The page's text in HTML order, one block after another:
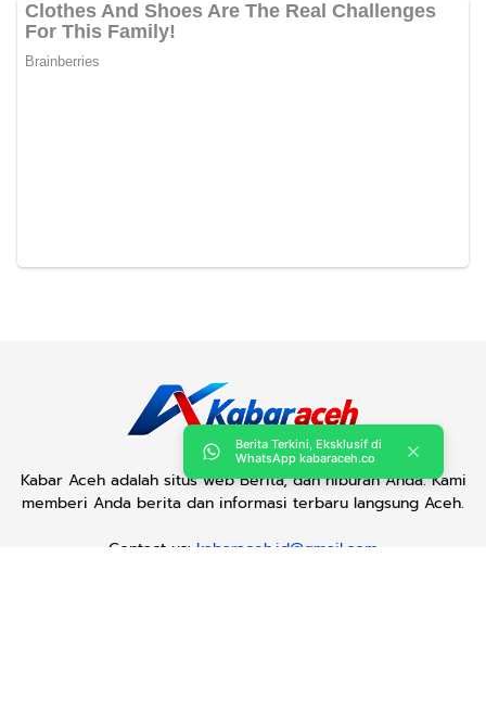
Kabar Aceh adalah situs web Berita, dan hiburan Anda. Kami
memberi Anda berita dan informasi terbaru langsung Aceh.
Contact us: kabaraceh.id@gmail.com
Berita Terkini, Eksklusif di
WhatsApp kabaraceh.co